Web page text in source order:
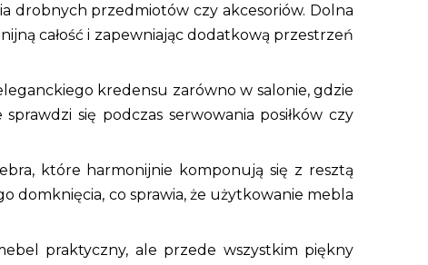
drobnych przedmiotów czy akcesoriów. Dolna
całość i zapewniając dodatkową przestrzeń
kredensu zarówno w salonie, gdzie
się podczas serwowania posiłków czy
które harmonijnie komponują się z resztą
domknięcia, co sprawia, że użytkowanie mebla
praktyczny, ale przede wszystkim piękny